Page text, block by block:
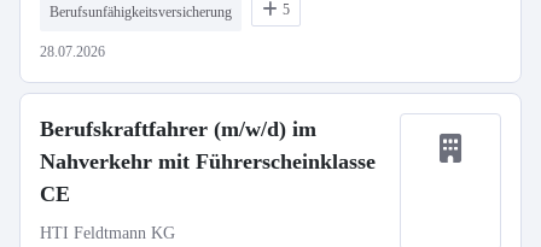
Berufsunfähigkeitsversicherung 5
28.07.2026
Berufskraftfahrer (m/w/d) im
Nahverkehr mit Führerscheinklasse
CE
HTI Feldtmann KG